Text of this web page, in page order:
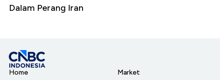
Dalam Perang Iran
Home
Market